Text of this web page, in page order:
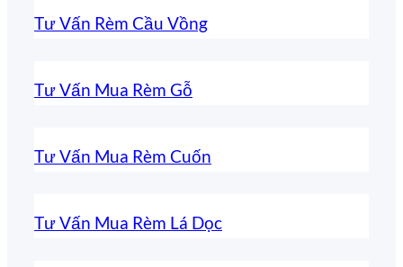
Tư Vấn Rèm Cầu Vồng
Tư Vấn Mua Rèm Gỗ
Tư Vấn Mua Rèm Cuốn
Tư Vấn Mua Rèm Lá Dọc